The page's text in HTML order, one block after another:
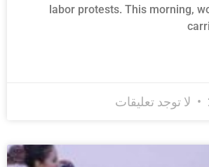
labor protests. This morning,
لا توجد تعليقات